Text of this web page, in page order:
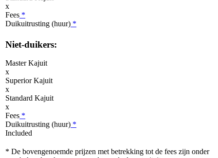
x
Fees *
Duikuitrusting (huur) *
Niet-duikers:
Master Kajuit
x
Superior Kajuit
x
Standard Kajuit
x
Fees *
Duikuitrusting (huur) *
Included
* De bovengenoemde prijzen met betrekking tot de fees zijn onder